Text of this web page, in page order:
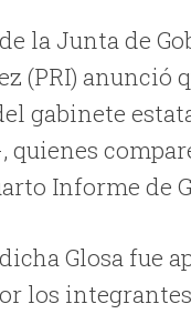
la Junta de
(PRI) anunció
gabinete
quienes
Informe de
Glosa fue
los